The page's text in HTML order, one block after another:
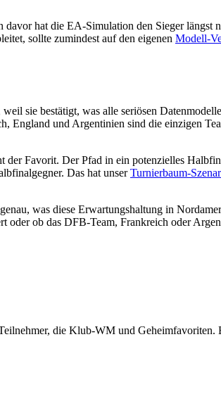
hat die EA-Simulation den Sieger längst
sollte zumindest auf den eigenen Modell-
sie bestätigt, was alle seriösen
England und Argentinien sind die einzigen
Favorit. Der Pfad in ein potenzielles
Das hat unserTurnierbaum-
was diese Erwartungshaltung in
ob das DFB-Team, Frankreich oder
die Klub-WM und Geheimfavoriten.